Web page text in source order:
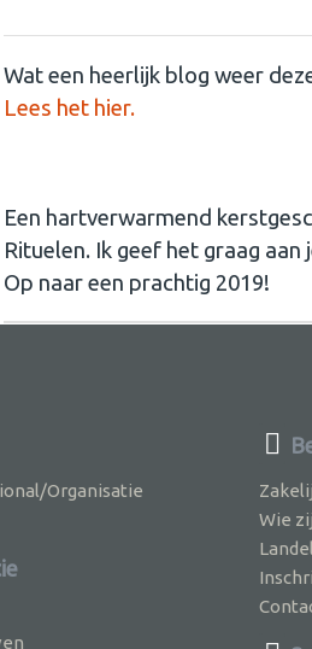
Wat een heerlijk blog weer
Lees het hier.
Een hartverwarmend
Rituelen. Ik geef het graag aan
Op naar een prachtig 2019!
Organisatie
Wie